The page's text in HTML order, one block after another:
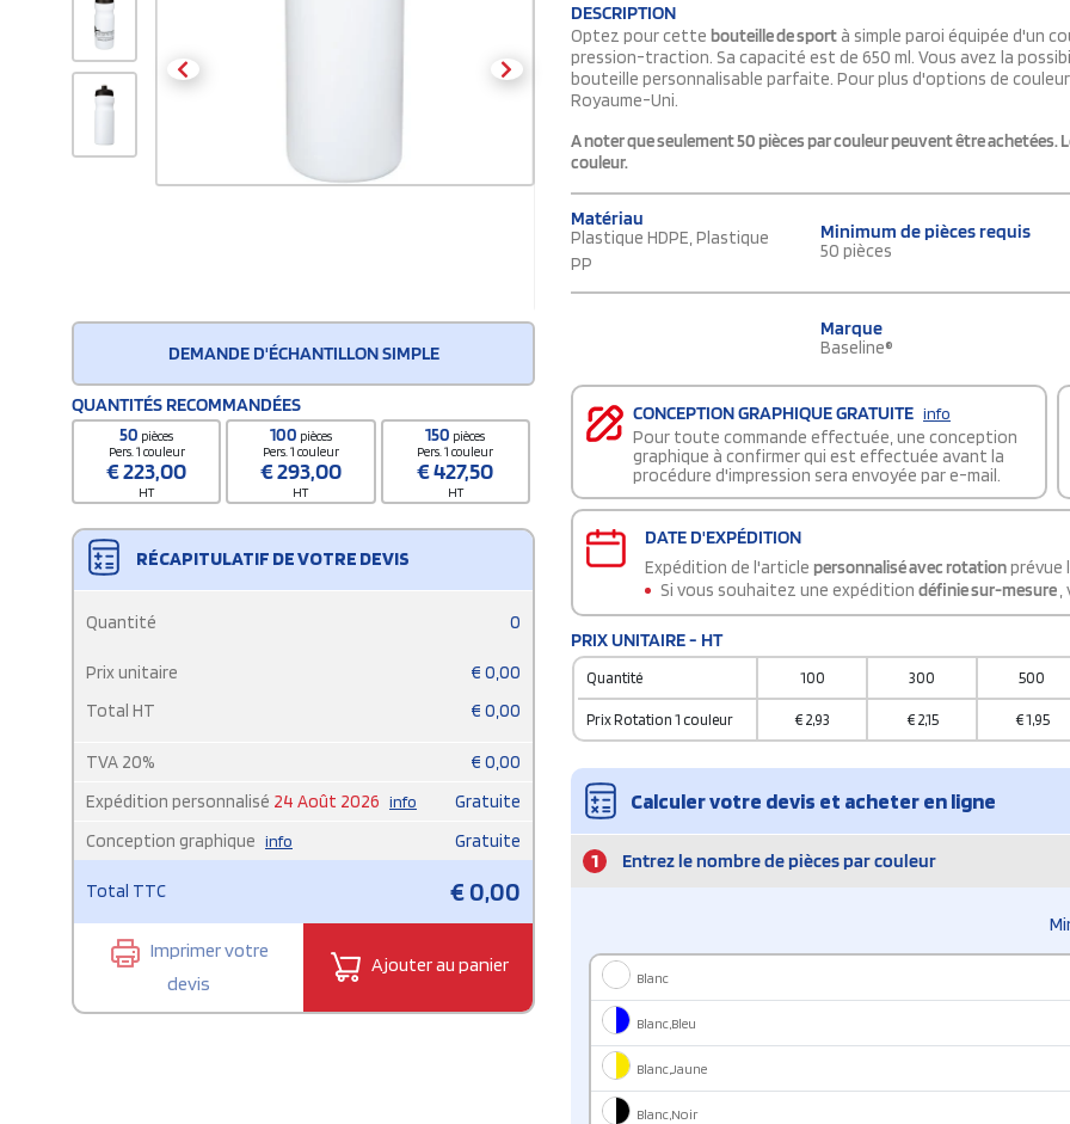
DEMANDE D'ÉCHANTILLON SIMPLE
QUANTITÉS RECOMMANDÉES
50 pièces
Pers. 1 couleur
€223,00
HT
100 pièces
Pers. 1 couleur
€293,00
HT
150 pièces
Pers. 1 couleur
€427,50
HT
RÉCAPITULATIF DE VOTRE DEVIS
Quantité 0
Prix unitaire € 0,00
Total HT
€ 0,00
TVA 20% € 0,00
Expédition personnalisé 24 Août 2026 info
Gratuite
Conception graphique info Gratuite
Total TTC €0,00
Imprimer votre
devis
Ajouter au panier
DESCRIPTION
Optez pour cette bouteille de sport à simple paroi équipée d'un
pression-traction. Sa capacité est de 650 ml. Vous avez la
bouteille personnalisable parfaite. Pour plus d'options de
Royaume-Uni.
A noter que seulement 50 pièces par couleur peuvent être
couleur.
Matériau
Plastique HDPE, Plastique
PP
Minimum de pièces requis
50 pièces
Marque
Baseline®
CONCEPTION GRAPHIQUE GRATUITE info
Pour toute commande effectuée, une conception
graphique à confirmer qui est effectuée avant la
procédure d'impression sera envoyée par e-mail.
DATE D'EXPÉDITION
Expédition de l'article personnalisé avec rotationprévue
Si vous souhaitez une expédition définie sur-mesure,
PRIX UNITAIRE - HT
Quantité 100 300 500
Prix Rotation 1 couleur € 2,93 € 2,15 €1,95
Calculer votre devis et acheter en ligne
1 Entrez le nombre de pièces par couleur
Blanc
Blanc,Bleu
Blanc,Jaune
Blanc,Noir